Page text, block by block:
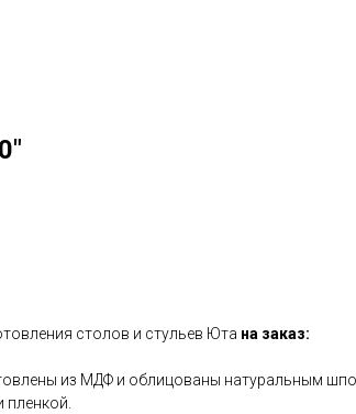
столов и стульев Юта на заказ:
из МДФ и облицованы натуральным
пленкой.